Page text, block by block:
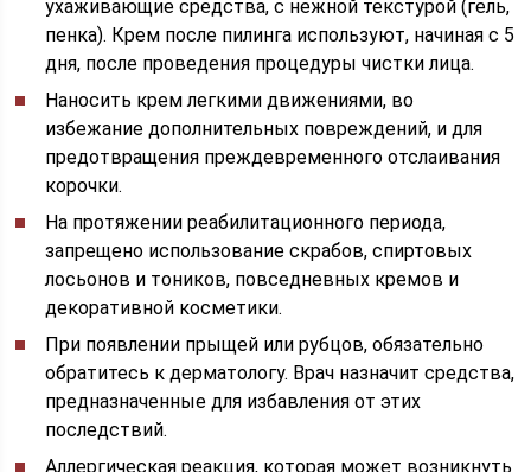
ухаживающие средства, с нежной текстурой (гель,
пенка). Крем после пилинга используют, начиная с 5
дня, после проведения процедуры чистки лица.
Наносить крем легкими движениями, во
избежание дополнительных повреждений, и для
предотвращения преждевременного отслаивания
корочки.
На протяжении реабилитационного периода,
запрещено использование скрабов, спиртовых
лосьонов и тоников, повседневных кремов и
декоративной косметики.
При появлении прыщей или рубцов, обязательно
обратитесь к дерматологу. Врач назначит средства,
предназначенные для избавления от этих
последствий.
Аллергическая реакция, которая может возникнуть